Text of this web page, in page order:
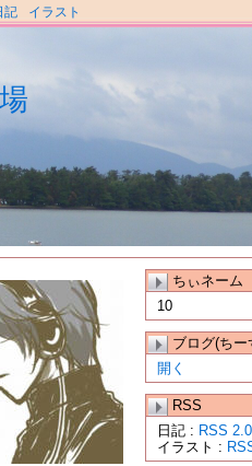
記 イラスト
ちぃネーム
10
ブログ(ちー
開く
RSS
日記 : RSS 2.0
イラスト :